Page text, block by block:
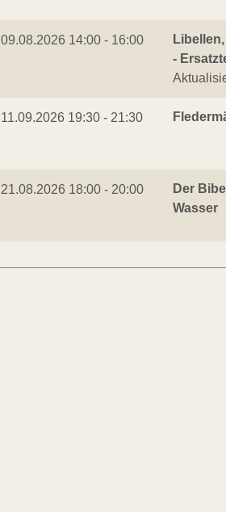
09.08.2026 14:00 - 16:00
-
11.09.2026 19:30 - 21:30
21.08.2026 18:00 - 20:00
Der
Wasser